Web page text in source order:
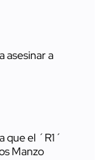
asesinar a
que el ´R1´
Manzo